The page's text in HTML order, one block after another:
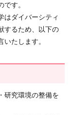
す。
はダイバーシティ
するため、以下の
たします。
研究環境の整備を